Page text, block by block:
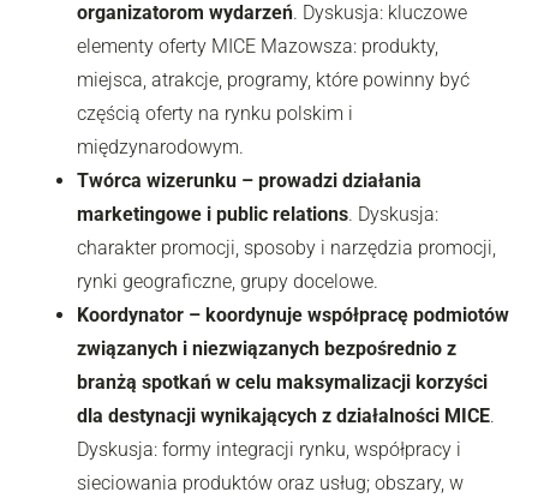
organizatorom wydarzeń. Dyskusja: kluczowe
elementy oferty MICE Mazowsza: produkty,
miejsca, atrakcje, programy, które powinny być
częścią oferty na rynku polskim i
międzynarodowym.
Twórca wizerunku – prowadzi działania
marketingowe i public relations. Dyskusja:
charakter promocji, sposoby i narzędzia promocji,
rynki geograficzne, grupy docelowe.
Koordynator – koordynuje współpracę podmiotów
związanych i niezwiązanych bezpośrednio z
branżą spotkań w celu maksymalizacji korzyści
dla destynacji wynikających z działalności MICE.
Dyskusja: formy integracji rynku, współpracy i
sieciowania produktów oraz usług; obszary, w